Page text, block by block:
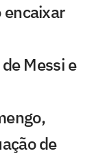
encaixar
Messi e
de